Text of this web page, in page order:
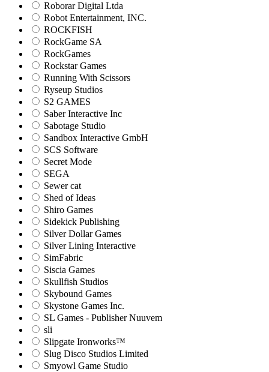
Roborar Digital Ltda
Robot Entertainment, INC.
ROCKFISH
RockGame SA
RockGames
Rockstar Games
Running With Scissors
Ryseup Studios
S2 GAMES
Saber Interactive Inc
Sabotage Studio
Sandbox Interactive GmbH
SCS Software
Secret Mode
SEGA
Sewer cat
Shed of Ideas
Shiro Games
Sidekick Publishing
Silver Dollar Games
Silver Lining Interactive
SimFabric
Siscia Games
Skullfish Studios
Skybound Games
Skystone Games Inc.
SL Games - Publisher Nuuvem
sli
Slipgate Ironworks™
Slug Disco Studios Limited
Smyowl Game Studio